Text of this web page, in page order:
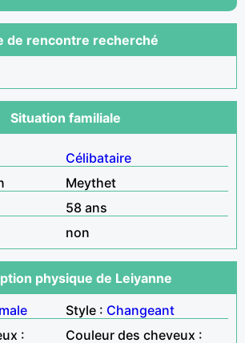
de rencontre recherché
Situation familiale
Célibataire
Meythet
58 ans
non
physique de Leiyanne
Style : Changeant
:
Couleur des cheveux :